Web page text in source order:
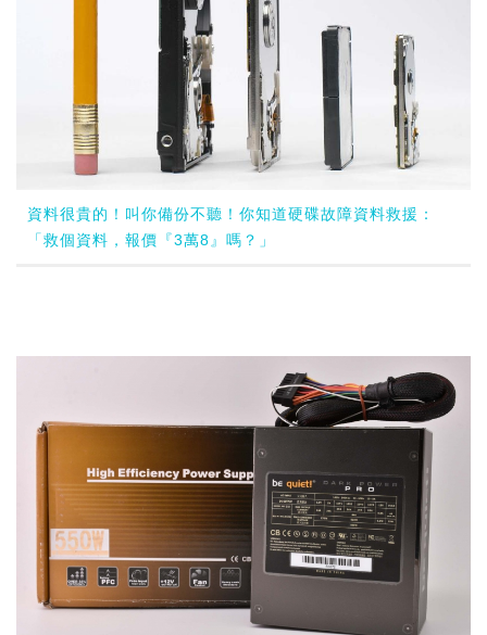
資料很貴的！叫你備份不聽！你知道硬碟故障資料救援：
「救個資料，報價『3萬8』嗎？」